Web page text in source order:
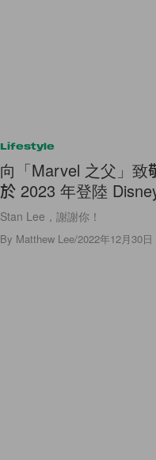
Lifestyle
向「Marvel 之父」致
於 2023 年登陸
Stan Lee，謝謝你！
By Matthew Lee/2022年12月30日